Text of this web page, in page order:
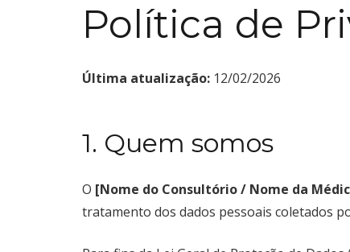
Política de
Última atualização: 12/02/2026
1. Quem somos
O [Nome do Consultório / Nome da
tratamento dos dados pessoais coletados